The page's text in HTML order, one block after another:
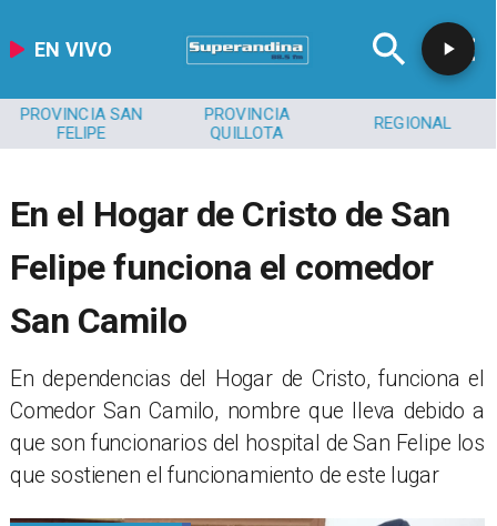
EN VIVO
PROVINCIA SAN
FELIPE
PROVINCIA
QUILLOTA
REGIONAL
En el Hogar de Cristo de San
Felipe funciona el comedor
San Camilo
En dependencias del Hogar de Cristo, funciona el
Comedor San Camilo, nombre que lleva debido a
que son funcionarios del hospital de San Felipe los
que sostienen el funcionamiento de este lugar